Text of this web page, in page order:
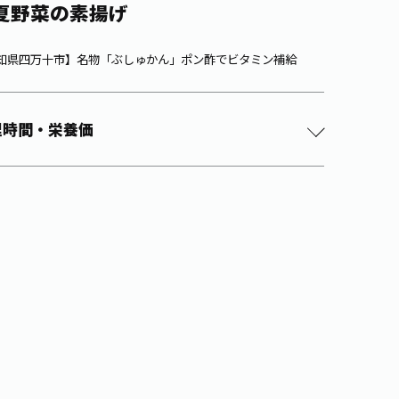
野菜の素揚げ
県四万十市】名物「ぶしゅかん」ポン酢でビタミン補給
間・栄養価